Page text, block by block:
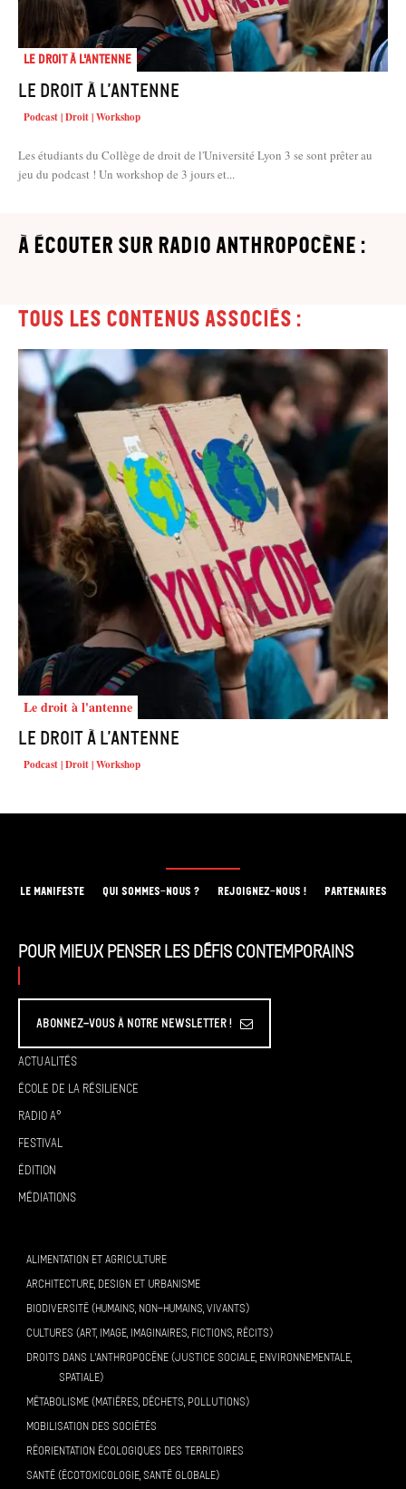
Le droit à l'antenne
Le droit à l’antenne
Podcast | Droit | Workshop
Les étudiants du Collège de droit de l'Université Lyon 3 se sont prêter au
jeu du podcast ! Un workshop de 3 jours et...
à écouter sur Radio Anthropocène :
Tous les contenus associés :
Le droit à l'antenne
Le droit à l’antenne
Podcast | Droit | Workshop
LE MANIFESTE QUI SOMMES-NOUS ? REJOIGNEZ-NOUS ! PARTENAIRES
Pour mieux penser les défis contemporains
Abonnez-vous à Notre Newsletter !
Actualités
École de la résilience
Radio A°
Festival
Édition
Médiations
ALIMENTATION ET AGRICULTURE
ARCHITECTURE, DESIGN ET URBANISME
BIODIVERSITÉ (HUMAINS, NON-HUMAINS, VIVANTS)
CULTURES (ART, IMAGE, IMAGINAIRES, FICTIONS, RÉCITS)
DROITS DANS L’ANTHROPOCÈNE (JUSTICE SOCIALE, ENVIRONNEMENTALE,
SPATIALE)
MÉTABOLISME (MATIÈRES, DÉCHETS, POLLUTIONS)
MOBILISATION DES SOCIÉTÉS
RÉORIENTATION ÉCOLOGIQUES DES TERRITOIRES
SANTÉ (ÉCOTOXICOLOGIE, SANTÉ GLOBALE)